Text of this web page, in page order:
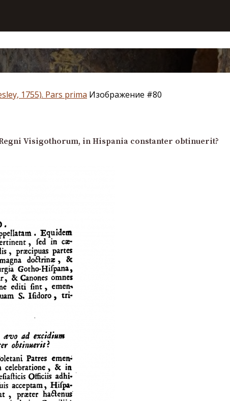
1755). Pars prima Изображение #80
Visigothorum, in Hispania constanter obtinuerit?